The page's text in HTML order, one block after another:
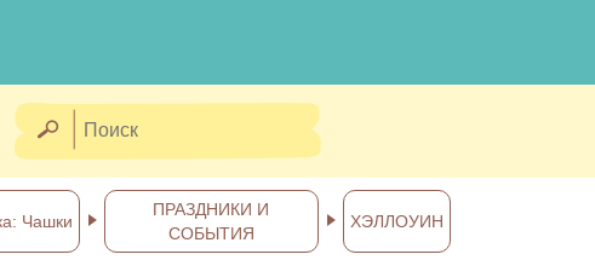
Чашки
ПРАЗДНИКИ И
СОБЫТИЯ
ХЭЛЛОУИН